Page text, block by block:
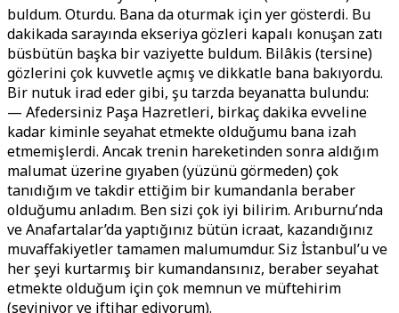
buldum. Oturdu. Bana da oturmak için yer gösterdi. Bu
dakikada sarayında ekseriya gözleri kapalı konuşan zatı
büsbütün başka bir vaziyette buldum. Bilâkis (tersine)
gözlerini çok kuvvetle açmış ve dikkatle bana bakıyordu.
Bir nutuk irad eder gibi, şu tarzda beyanatta bulundu:
— Afedersiniz Paşa Hazretleri, birkaç dakika evveline
kadar kiminle seyahat etmekte olduğumu bana izah
etmemişlerdi. Ancak trenin hareketinden sonra aldığım
malumat üzerine gıyaben (yüzünü görmeden) çok
tanıdığım ve takdir ettiğim bir kumandanla beraber
olduğumu anladım. Ben sizi çok iyi bilirim. Arıburnu’nda
ve Anafartalar’da yaptığınız bütün icraat, kazandığınız
muvaffakiyetler tamamen malumumdur. Siz İstanbul’u ve
her şeyi kurtarmış bir kumandansınız, beraber seyahat
etmekte olduğum için çok memnun ve müftehirim
(seviniyor ve iftihar ediyorum).